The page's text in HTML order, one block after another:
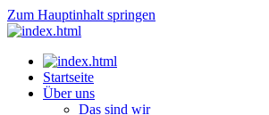
Zum Hauptinhalt springen
Startseite
Über uns
Das sind wir